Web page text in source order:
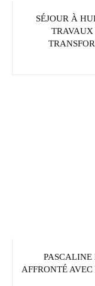
SÉJOUR À
TRAVAUX
AFFRONTÉ